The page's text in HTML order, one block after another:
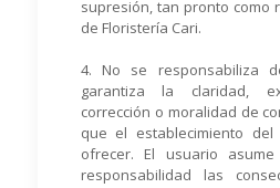
supresión, tan pronto como
de Floristería Cari.
4. No se responsabiliza
garantiza la claridad,
corrección o moralidad de
que el establecimiento del
ofrecer. El usuario
responsabilidad las